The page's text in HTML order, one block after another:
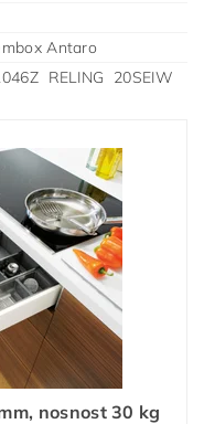
Antaro
RELING 20SEIW
nosnost 30 kg